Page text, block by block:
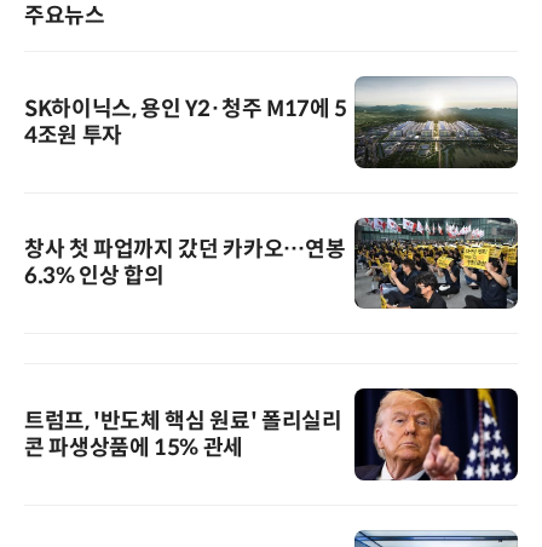
주요뉴스
SK하이닉스, 용인 Y2·청주 M17에 5
4조원 투자
창사 첫 파업까지 갔던 카카오…연봉
6.3% 인상 합의
트럼프, '반도체 핵심 원료' 폴리실리
콘 파생상품에 15% 관세